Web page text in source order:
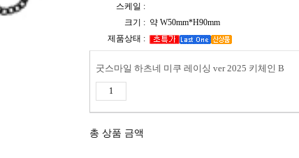
스케일 :
크기 : 약 W50mm*H90mm
제품상태 :
굿스마일 하츠네 미쿠 레이싱 ver 2025 키체인 B
총 상품 금액